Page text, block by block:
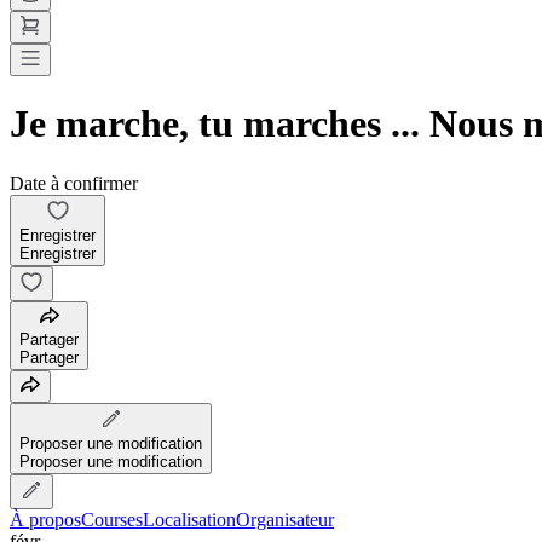
Je marche, tu marches ... Nous
Date à confirmer
Enregistrer
Enregistrer
Partager
Partager
Proposer une modification
Proposer une modification
À proposCoursesLocalisationOrganisateur